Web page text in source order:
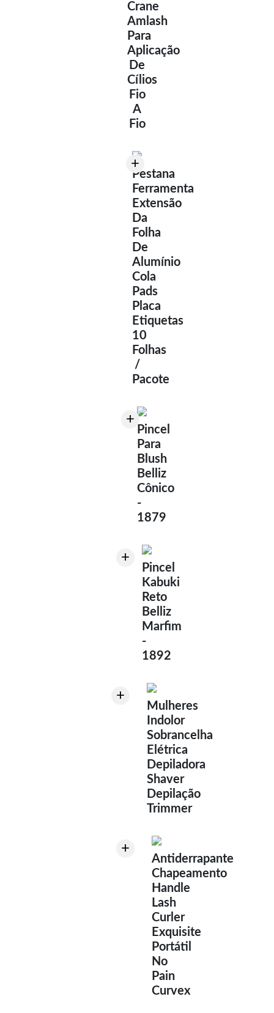
Crane
Amlash
Para
Aplicação
De
Cílios
Fio
A
Fio
+
Pestana
Ferramenta
Extensão
Da
Folha
De
Alumínio
Cola
Pads
Placa
Etiquetas
10
Folhas
/
Pacote
+
Pincel
Para
Blush
Belliz
Cônico
-
1879
+
Pincel
Kabuki
Reto
Belliz
Marfim
-
1892
+
Mulheres
Indolor
Sobrancelha
Elétrica
Depiladora
Shaver
Depilação
Trimmer
+
Antiderrapante
Chapeamento
Handle
Lash
Curler
Exquisite
Portátil
No
Pain
Curvex